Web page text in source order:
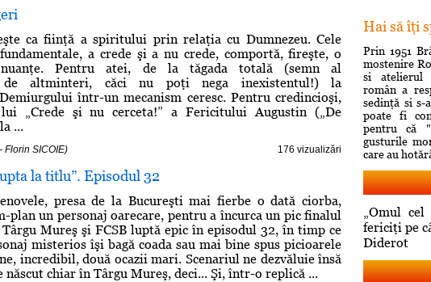
ca fiinţă a spiritului prin relaţia cu Dumnezeu. Cele
a crede şi a nu crede, comportă, fireşte, o
Pentru atei, de la tăgada totală (semn al
de altminteri, căci nu poţi nega inexistentul!) la
într-un mecanism ceresc. Pentru credincioşi,
„Crede şi nu cerceta!” a Fericitului Augustin („De
...
Florin SICOIE) 176 vizualizări
la titlu”. Episodul 32
presa de la Bucureşti mai fierbe o dată ciorba,
plan un personaj oarecare, pentru a încurca un pic finalul
Mureş şi FCSB luptă epic în episodul 32, în timp ce
misterios îşi bagă coada sau mai bine spus picioarele
incredibil, două ocazii mari. Scenariul ne dezvăluie însă
născut chiar în Târgu Mureş, deci... Şi, într-o replică ...
Hai să îţi
Prin 1951
mostenire
si atelierul
român a
sedinţă si s-
poate fi
pentru că
gusturile
care au
„Omul
fericiţi pe
Diderot